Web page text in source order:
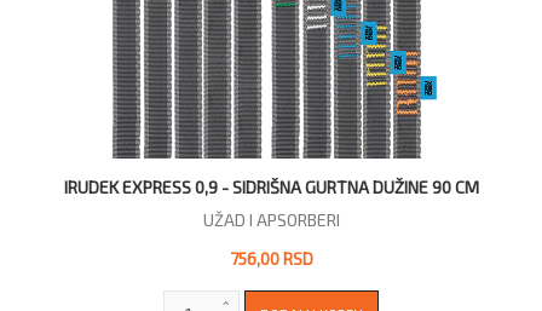
IRUDEK EXPRESS 0,9 - SIDRIŠNA GURTNA DUŽINE 90 CM
UŽAD I APSORBERI
756,00 RSD